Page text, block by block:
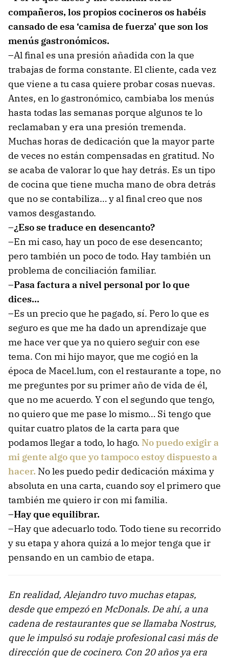
compañeros, los propios cocineros os habéis
cansado de esa ‘camisa de fuerza’ que son los
menús gastronómicos.
–Al final es una presión añadida con la que
trabajas de forma constante. El cliente, cada vez
que viene a tu casa quiere probar cosas nuevas.
Antes, en lo gastronómico, cambiaba los menús
hasta todas las semanas porque algunos te lo
reclamaban y era una presión tremenda.
Muchas horas de dedicación que la mayor parte
de veces no están compensadas en gratitud. No
se acaba de valorar lo que hay detrás. Es un tipo
de cocina que tiene mucha mano de obra detrás
que no se contabiliza… y al final creo que nos
vamos desgastando.
–¿Eso se traduce en desencanto?
–En mi caso, hay un poco de ese desencanto;
pero también un poco de todo. Hay también un
problema de conciliación familiar.
–Pasa factura a nivel personal por lo que
dices…
–Es un precio que he pagado, sí. Pero lo que es
seguro es que me ha dado un aprendizaje que
me hace ver que ya no quiero seguir con ese
tema. Con mi hijo mayor, que me cogió en la
época de Macel.lum, con el restaurante a tope, no
me preguntes por su primer año de vida de él,
que no me acuerdo. Y con el segundo que tengo,
no quiero que me pase lo mismo… Si tengo que
quitar cuatro platos de la carta para que
podamos llegar a todo, lo hago. No puedo exigir a
mi gente algo que yo tampoco estoy dispuesto a
hacer. No les puedo pedir dedicación máxima y
absoluta en una carta, cuando soy el primero que
también me quiero ir con mi familia.
–Hay que equilibrar.
–Hay que adecuarlo todo. Todo tiene su recorrido
y su etapa y ahora quizá a lo mejor tenga que ir
pensando en un cambio de etapa.
En realidad, Alejandro tuvo muchas etapas,
desde que empezó en McDonals. De ahí, a una
cadena de restaurantes que se llamaba Nostrus,
que le impulsó su rodaje profesional casi más de
dirección que de cocinero. Con 20 años ya era